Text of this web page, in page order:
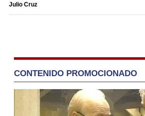
Julio Cruz
CONTENIDO PROMOCIONADO